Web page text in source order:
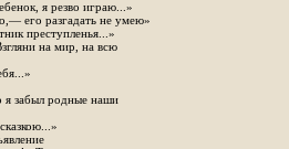
я резво играю...»
его разгадать не умею»
преступленья...»
на мир, на всю
я забыл родные наши